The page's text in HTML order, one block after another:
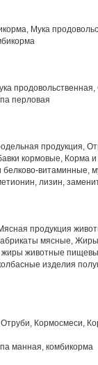
Мука
перловая
продукция,
кормовые, Корма
белково-витаминные,
лизин,
продукция
мясные,
жиры животные
изделия
Кормосмеси,
манная, комбикорма